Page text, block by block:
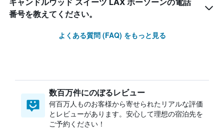
キャンドルウッド スイーツ LAX ホーソーンの電話
番号を教えてください。
よくある質問 (FAQ) をもっと見る
数百万件にのぼるレビュー
何百万人ものお客様から寄せられたリアルな評価
とレビューがあります。安心して理想の宿泊先を
ご予約ください！